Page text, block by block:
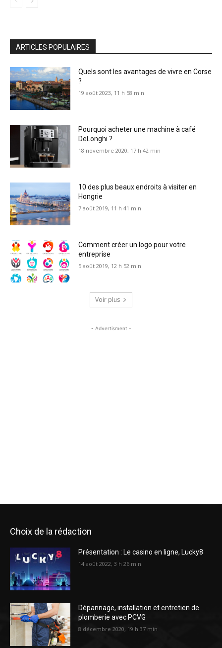
ARTICLES POPULAIRES
Quels sont les avantages de vivre en Corse
?
19 août 2023, 11 h 58 min
Pourquoi acheter une machine à café
DeLonghi ?
18 novembre 2020, 17 h 42 min
10 des plus beaux endroits à visiter en
Hongrie
7 août 2019, 11 h 41 min
Comment créer un logo pour votre
entreprise
5 août 2019, 12 h 52 min
Voir plus
- Advertisment -
Choix de la rédaction
Présentation : Le casino en ligne, Lucky8
14 août 2022, 3 h 26 min
Dépannage, installation et entretien de
plomberie avec PCVG
8 décembre 2020, 19 h 37 min